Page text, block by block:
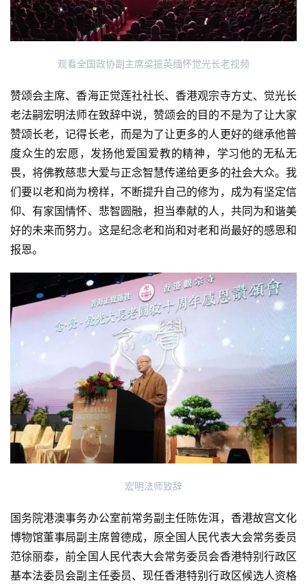
资
讯
音
高
僧
观看全国政协副主席梁振英缅怀觉光长老视频
赞颂会主席、香海正觉莲社社长、香港观宗寺方丈、觉光长
老法嗣宏明法师在致辞中说，赞颂会的目的不是为了让大家
赞颂长老，记得长老，而是为了让更多的人更好的继承他普
度众生的宏愿，发扬他爱国爱教的精神，学习他的无私无
畏，将佛教慈悲大爱与正念智慧传递给更多的社会大众。我
们要以老和尚为榜样，不断提升自己的修为，成为有坚定信
仰、有家国情怀、悲智圆融，担当奉献的人，共同为和谐美
好的未来而努力。这是纪念老和尚和对老和尚最好的感恩和
报恩。
宏明法师致辞
国务院港澳事务办公室前常务副主任陈佐洱，香港故宫文化
博物馆董事局副主席曾德成，原全国人民代表大会常务委员
范徐丽泰，前全国人民代表大会常务委员会香港特别行政区
基本法委员会副主任委员、现任香港特别行政区候选人资格